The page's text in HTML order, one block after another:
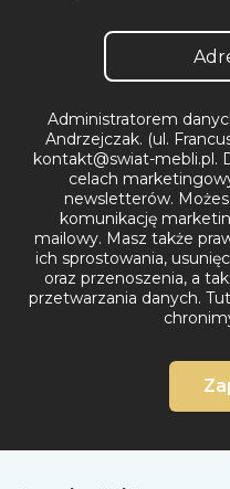
Administratorem
Andrzejczak. (ul.
kontakt@swiat-mebli.pl.
celach
newsletterów.
komunikację
mailowy. Masz także
ich sprostowania,
oraz przenoszenia, a
przetwarzania danych.